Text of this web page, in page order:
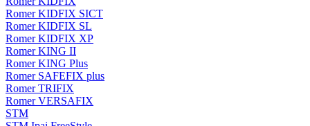
Romer KIDFIX SICT
Romer KIDFIX SL
Romer KIDFIX XP
Romer KING II
Romer KING Plus
Romer SAFEFIX plus
Romer TRIFIX
Romer VERSAFIX
STM